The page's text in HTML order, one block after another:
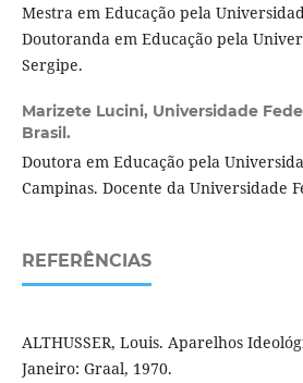
Mestra em Educação pela
Doutoranda em Educação pela
Sergipe.
Marizete Lucini, Universidade
Brasil.
Doutora em Educação pela
Campinas. Docente da Universidade
REFERÊNCIAS
ALTHUSSER, Louis. Aparelhos
Janeiro: Graal, 1970.